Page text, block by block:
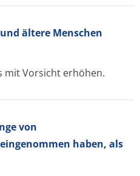
ältere Menschen
mit Vorsicht erhöhen.
von
haben, als